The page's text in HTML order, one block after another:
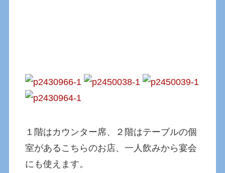
１階はカウンター席、２階はテーブルの個
室があるこちらのお店、一人飲みから宴会
にも使えます。